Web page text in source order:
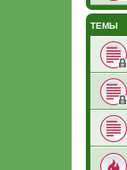
ТЕМЫ